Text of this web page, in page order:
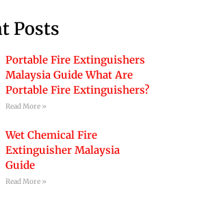
Posts
Portable Fire Extinguishers
Malaysia Guide What Are
Portable Fire Extinguishers?
Read More »
Wet Chemical Fire
Extinguisher Malaysia
Guide
Read More »